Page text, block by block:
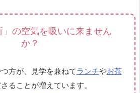
」の空気を吸いに来ません
か？
方が、見学を兼ねてランチやお茶
ることが増えています。